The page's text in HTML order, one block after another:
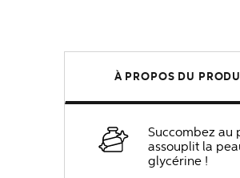
À PROPOS DU
Succombez au
assouplit la
glycérine !